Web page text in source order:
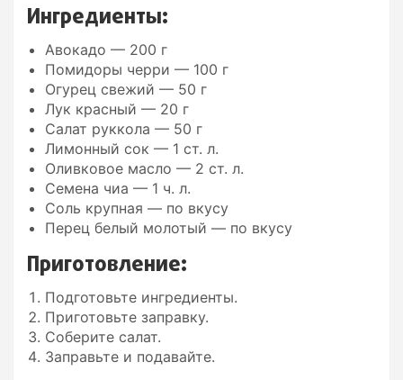
Ингредиенты:
Авокадо — 200 г
Помидоры черри — 100 г
Огурец свежий — 50 г
Лук красный — 20 г
Салат руккола — 50 г
Лимонный сок — 1 ст. л.
Оливковое масло — 2 ст. л.
Семена чиа — 1 ч. л.
Соль крупная — по вкусу
Перец белый молотый — по вкусу
Приготовление:
Подготовьте ингредиенты.
Приготовьте заправку.
Соберите салат.
Заправьте и подавайте.